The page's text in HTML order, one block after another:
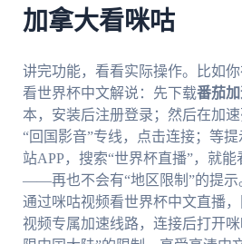
加拿大看咪咕
讲完功能，看看实际操作。比如
看世界杯中文解说：先下载番茄
本，安装后注册登录；然后在加
“回国影音”专线，点击连接；等
站APP，搜索“世界杯直播”，就
——再也不会有“地区限制”的提示
通过咪咕视频看世界杯中文直播
视频专属加速线路，连接后打开